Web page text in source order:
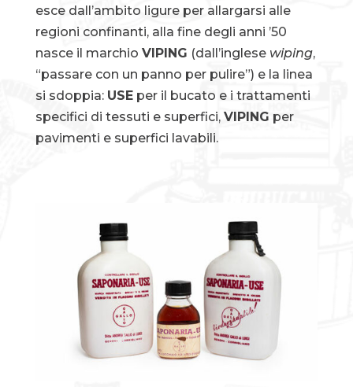
esce dall’ambito ligure per allargarsi alle
regioni confinanti, alla fine degli anni ’50
nasce il marchio VIPING (dall’inglese wiping,
“passare con un panno per pulire”) e la linea
si sdoppia: USE per il bucato e i trattamenti
specifici di tessuti e superfici, VIPING per
pavimenti e superfici lavabili.